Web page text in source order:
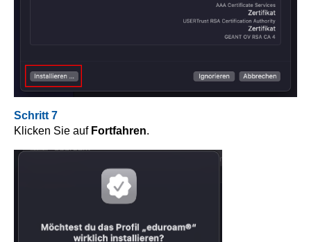
Schritt 7
Klicken Sie auf Fortfahren.